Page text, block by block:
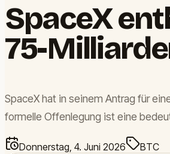
SpaceX
75-
SpaceX hat in seinem Antrag für
formelle Offenlegung ist eine
Donnerstag, 4. Juni 2026 BTC